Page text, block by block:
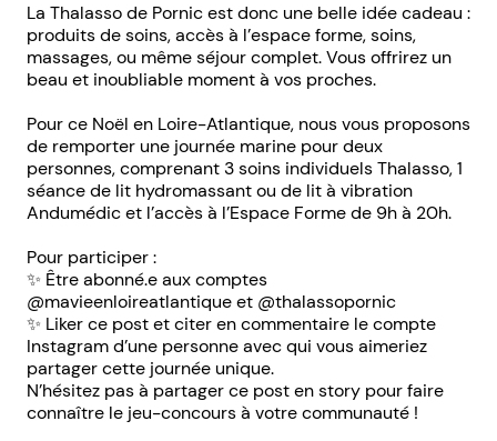
La Thalasso de Pornic est donc une belle idée cadeau :
produits de soins, accès à l’espace forme, soins,
massages, ou même séjour complet. Vous offrirez un
beau et inoubliable moment à vos proches.
Pour ce Noël en Loire-Atlantique, nous vous proposons
de remporter une journée marine pour deux
personnes, comprenant 3 soins individuels Thalasso, 1
séance de lit hydromassant ou de lit à vibration
Andumédic et l’accès à l’Espace Forme de 9h à 20h.
Pour participer :
✨ Être abonné.e aux comptes
@mavieenloireatlantique et @thalassopornic
✨ Liker ce post et citer en commentaire le compte
Instagram d’une personne avec qui vous aimeriez
partager cette journée unique.
N’hésitez pas à partager ce post en story pour faire
connaître le jeu-concours à votre communauté !